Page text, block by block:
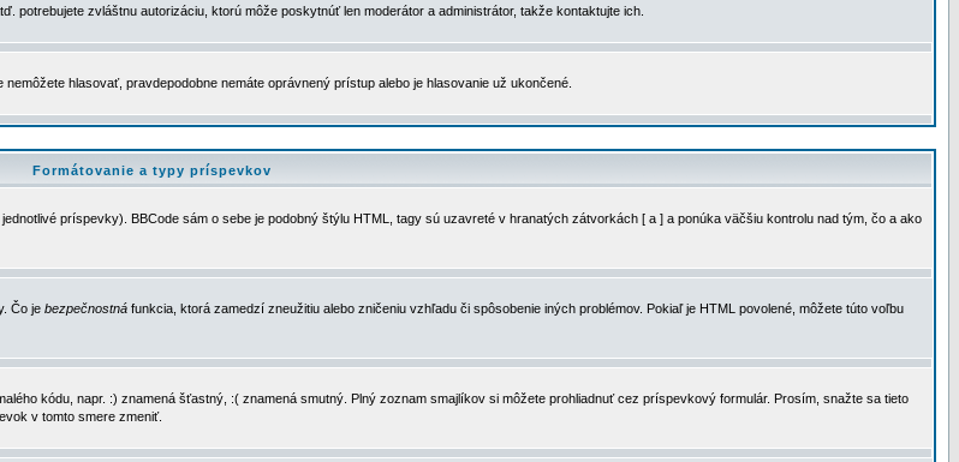
zvláštnu autorizáciu, ktorú môže poskytnúť len moderátor a administrátor, takže kontaktujte ich.
hlasovať, pravdepodobne nemáte oprávnený prístup alebo je hlasovanie už ukončené.
Formátovanie a typy príspevkov
príspevky). BBCode sám o sebe je podobný štýlu HTML, tagy sú uzavreté v hranatých zátvorkách [ a ] a ponúka väčšiu kontrolu nad tým, čo a ako
Čo je bezpečnostná funkcia, ktorá zamedzí zneužitiu alebo zničeniu vzhľadu či spôsobenie iných problémov. Pokiaľ je HTML povolené, môžete túto voľbu
kódu, napr. :) znamená šťastný, :( znamená smutný. Plný zoznam smajlíkov si môžete prohliadnuť cez príspevkový formulár. Prosím, snažte sa tieto
v tomto smere zmeniť.